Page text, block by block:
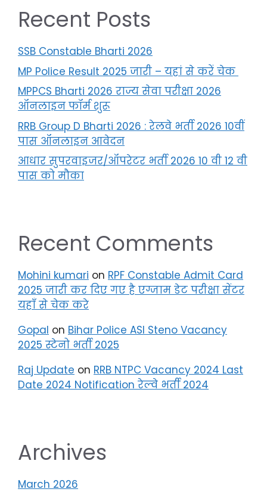
Recent Posts
SSB Constable Bharti 2026
MP Police Result 2025 जारी – यहां से करें चेक
MPPCS Bharti 2026 राज्य सेवा परीक्षा 2026
ऑनलाइन फॉर्म शुरू
RRB Group D Bharti 2026 : रेलवे भर्ती 2026 10वीं
पास ऑनलाइन आवेदन
आधार सुपरवाइजर/ऑपरेटर भर्ती 2026 10 वी 12 वी
पास को मौका
Recent Comments
Mohini kumari on RPF Constable Admit Card
2025 जारी कर दिए गए है एग्जाम डेट परीक्षा सेंटर
यहाँ से चेक करे
Gopal on Bihar Police ASI Steno Vacancy
2025 स्टेनो भर्ती 2025
Raj Update on RRB NTPC Vacancy 2024 Last
Date 2024 Notification रेल्वे भर्ती 2024
Archives
March 2026